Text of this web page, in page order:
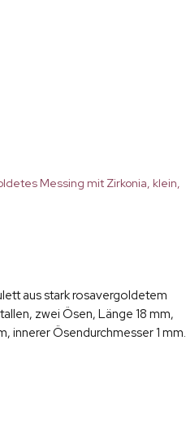
Messing mit Zirkonia, klein,
aus stark rosavergoldetem
zwei Ösen, Länge 18 mm,
innerer Ösendurchmesser 1 mm.